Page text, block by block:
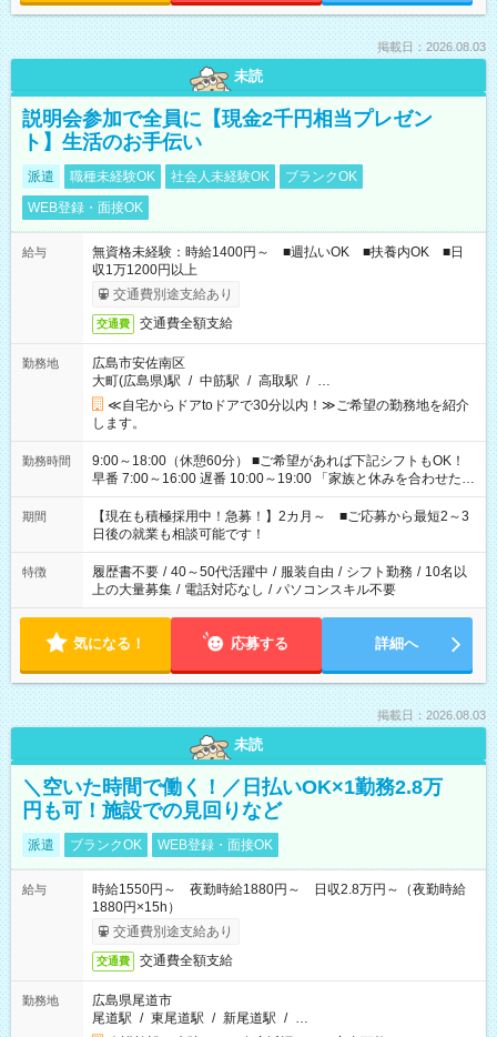
掲載日：2026.08.03
未読
説明会参加で全員に【現金2千円相当プレゼン
ト】生活のお手伝い
派遣 職種未経験OK 社会人未経験OK
ブランクOK
WEB登録・面接OK
給与
無資格未経験：時給1400円～ ■週払いOK ■扶養内OK ■日
収1万1200円以上
交通費別途支給あり
交通費 交通費全額支給
勤務地
広島市安佐南区
大町(広島県)駅 / 中筋駅 / 高取駅 / …
≪自宅からドアtoドアで30分以内！≫ご希望の勤務地を紹介
します。
勤務時間
9:00～18:00（休憩60分） ■ご希望があれば下記シフトもOK！
早番 7:00～16:00 遅番 10:00～19:00 「家族と休みを合わせた
い」 「余裕を持って夕飯の準備がしたい」 「できれば残業はし
たくない」 など、ご希望を教えてくださいね。 ※Wワーク希望
の方へ 今ご覧のお仕事で希望する勤務時間と、もう1つのお仕事
の勤務時間。 合計で週40時間を超える場合は応募できません。
期間
【現在も積極採用中！急募！】2カ月～ ■ご応募から最短2～3
日後の就業も相談可能です！
特徴 履歴書不要 / 40～50代活躍中 / 服装自由 / シフト勤務 / 10名以
上の大量募集 / 電話対応なし / パソコンスキル不要
気になる！ 応募する 詳細へ
掲載日：2026.08.03
未読
＼空いた時間で働く！／日払いOK×1勤務2.8万
円も可！施設での見回りなど
派遣 ブランクOK WEB登録・面接OK
給与
時給1550円～ 夜勤時給1880円～ 日収2.8万円～（夜勤時給
1880円×15h）
交通費別途支給あり
交通費 交通費全額支給
勤務地
広島県尾道市
尾道駅 / 東尾道駅 / 新尾道駅 / …